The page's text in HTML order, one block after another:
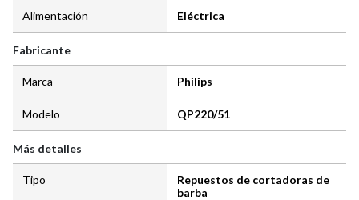
Alimentación Eléctrica
Fabricante
Marca Philips
Modelo QP220/51
Más detalles
Tipo
Repuestos de cortadoras de
barba